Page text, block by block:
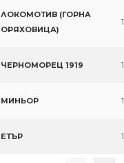
ЛОКОМОТИВ (ГОРНА
ОРЯХОВИЦА)
ЧЕРНОМОРЕЦ 1919
МИНЬОР
ЕТЪР